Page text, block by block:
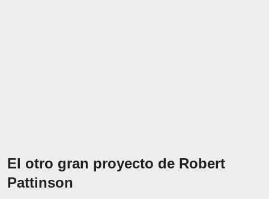
El otro gran proyecto de Robert
Pattinson